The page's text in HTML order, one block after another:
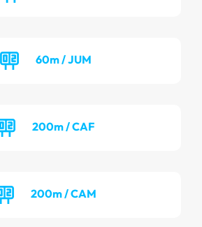
60m / JUM
200m / CAF
200m / CAM